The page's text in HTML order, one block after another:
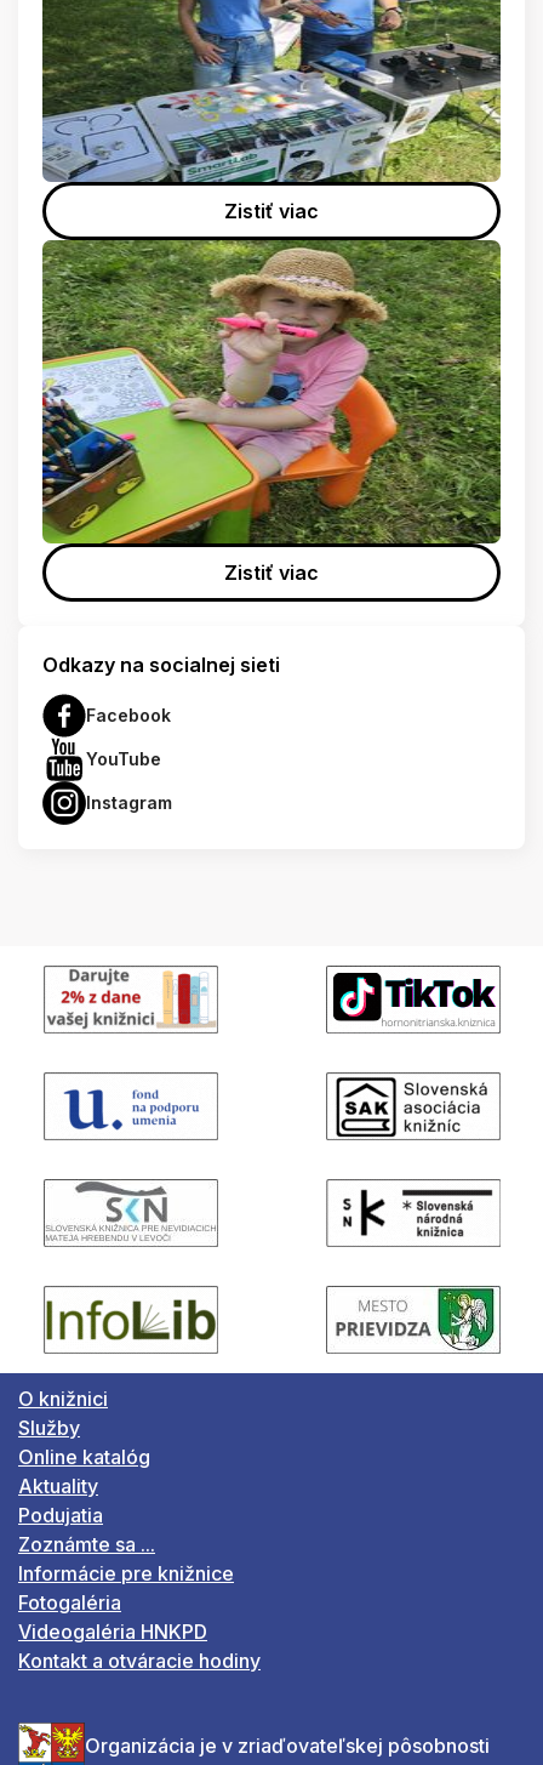
Zistiť viac
Zistiť viac
Odkazy na socialnej sieti
Facebook
YouTube
Instagram
O knižnici
Služby
Online katalóg
Aktuality
Podujatia
Zoznámte sa ...
Informácie pre knižnice
Fotogaléria
Videogaléria HNKPD
Kontakt a otváracie hodiny
Organizácia je v zriaďovateľskej pôsobnosti